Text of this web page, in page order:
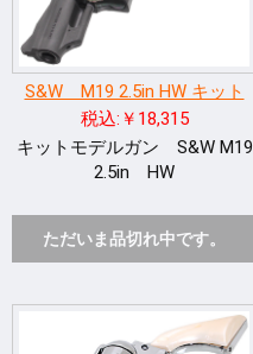
S&W M19 2.5in HW キット
税込:￥18,315
キットモデルガン S&W M19
2.5in HW
ただいま品切れ中です。